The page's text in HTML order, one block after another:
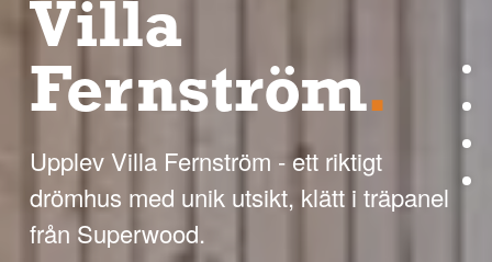
Villa
Fernström.
Upplev Villa Fernström - ett riktigt
drömhus med unik utsikt, klätt i träpanel
från Superwood.